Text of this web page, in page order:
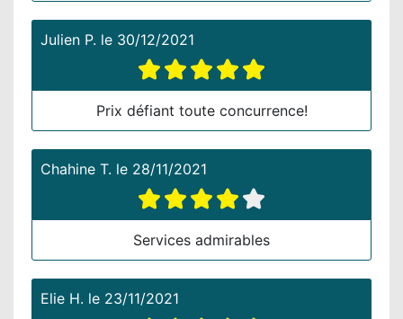
Julien P. le 30/12/2021
Prix défiant toute concurrence!
Chahine T. le 28/11/2021
Services admirables
Elie H. le 23/11/2021